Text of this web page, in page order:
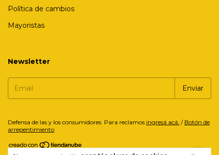
Política de cambios
Mayoristas
Newsletter
Defensa de las y los consumidores. Para reclamos ingresá acá. / Botón de
arrepentimiento